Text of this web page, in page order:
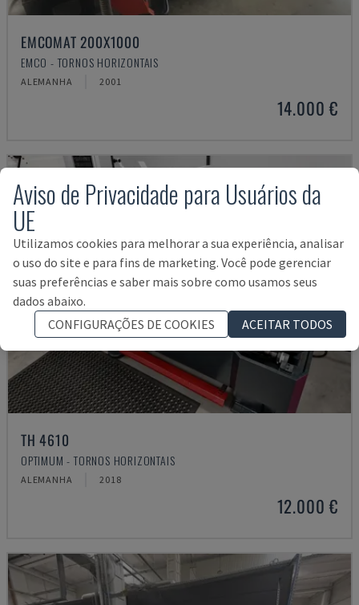
EMCOMAT 200X1000
EMCO - TORNOS HORIZONTAIS
ALEMANHA 2001
14.000 €
TH 4610
OPTIMUM - TORNOS HORIZONTAIS
ALEMANHA 2018
12.000 €
Aviso de Privacidade para Usuários da
UE
Utilizamos cookies para melhorar a sua experiência, analisar
o uso do site e para fins de marketing. Você pode gerenciar
suas preferências e saber mais sobre como usamos seus
dados abaixo.
CONFIGURAÇÕES DE COOKIES
ACEITAR TODOS